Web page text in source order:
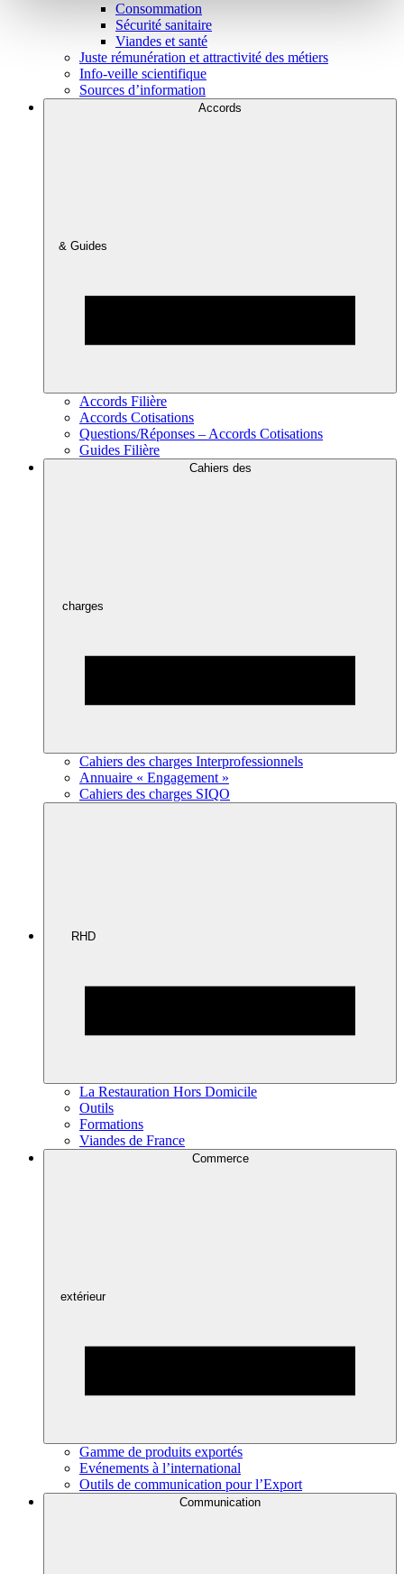
Consommation
Sécurité sanitaire
Viandes et santé
Juste rémunération et attractivité des métiers
Info-veille scientifique
Sources d’information
Accords
& Guides
Accords Filière
Accords Cotisations
Questions/Réponses – Accords Cotisations
Guides Filière
Cahiers des
charges
Cahiers des charges Interprofessionnels
Annuaire « Engagement »
Cahiers des charges SIQO
RHD
La Restauration Hors Domicile
Outils
Formations
Viandes de France
Commerce
extérieur
Gamme de produits exportés
Evénements à l’international
Outils de communication pour l’Export
Communication